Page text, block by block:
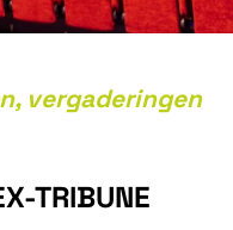
vergaderingen
TRIBUNE
Zoom